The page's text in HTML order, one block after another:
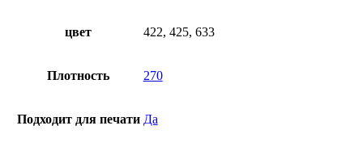
цвет 422, 425, 633
Плотность 270
Подходит для печати Да